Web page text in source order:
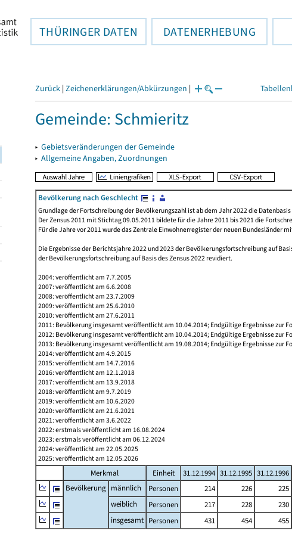
THÜRINGER DATEN DATENERHEBUNG
Zurück | Zeichenerklärungen/Abkürzungen |
Gemeinde: Schmieritz
▸ Gebietsveränderungen der Gemeinde
▸ Allgemeine Angaben, Zuordnungen
Bevölkerung nach Geschlecht
Grundlage der Fortschreibung der Bevölkerungszahl ist ab dem Jahr 2022 die
Der Zensus 2011 mit Stichtag 09.05.2011 bildete für die Jahre 2011 bis 2021 die
Für die Jahre vor 2011 wurde das Zentrale Einwohnerregister der neuen Bundesländer
Die Ergebnisse der Berichtsjahre 2022 und 2023 der Bevölkerungsfortschreibung auf
der Bevölkerungsfortschreibung auf Basis des Zensus 2022 revidiert.
2004: veröffentlicht am 7.7.2005
2007: veröffentlicht am 6.6.2008
2008: veröffentlicht am 23.7.2009
2009: veröffentlicht am 25.6.2010
2010: veröffentlicht am 27.6.2011
2011: Bevölkerung insgesamt veröffentlicht am 10.04.2014; Endgültige Ergebnisse zur
2012: Bevölkerung insgesamt veröffentlicht am 10.04.2014; Endgültige Ergebnisse zur
2013: Bevölkerung insgesamt veröffentlicht am 19.08.2014; Endgültige Ergebnisse zur
2014: veröffentlicht am 4.9.2015
2015: veröffentlicht am 14.7.2016
2016: veröffentlicht am 12.1.2018
2017: veröffentlicht am 13.9.2018
2018: veröffentlicht am 9.7.2019
2019: veröffentlicht am 10.6.2020
2020: veröffentlicht am 21.6.2021
2021: veröffentlicht am 3.6.2022
2022: erstmals veröffentlicht am 16.08.2024
2023: erstmals veröffentlicht am 06.12.2024
2024: veröffentlicht am 22.05.2025
2025: veröffentlicht am 12.05.2026
Merkmal Einheit 31.12.1994 31.12.1995 31.12.1996
Bevölkerung männlich Personen 214 226 225
weiblich
Personen 217 228 230
insgesamt Personen 431 454 455